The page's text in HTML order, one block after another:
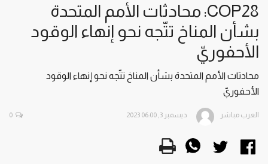
COP28: محادثات الأمم المتحدة
بشأن المناخ تتّجه نحو إنهاء الوقود
الأحفوريّ
محادثات الأمم المتحدة بشأن المناخ تتّجه نحو إنهاء الوقود
الأحفوريّ
العرب مباشر ديسمبر 3, 2023 06:00 0